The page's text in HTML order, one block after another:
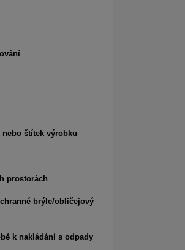
nebo štítek výrobku
prostorách
brýle/obličejový
k nakládání s odpady